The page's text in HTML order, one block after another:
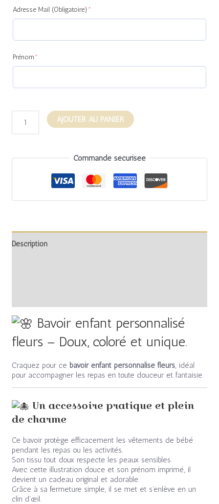
Adresse Mail (Obligatoire) *
Prénom*
(required)
AJOUTER AU PANIER
Commande sécurisée
Description
Bavoir enfant personnalisé
fleurs – Doux, coloré et unique.
Craquez pour ce bavoir enfant personnalisé fleurs, idéal
pour accompagner les repas en toute douceur et fantaisie.
Un accessoire pratique et plein
de charme
Ce bavoir protège efficacement les vêtements de bébé
pendant les repas ou les activités.
Son tissu tout doux respecte les peaux sensibles.
Avec cette illustration douce et son prénom imprimé, il
devient un cadeau original et adorable.
Grâce à sa fermeture simple, il se met et s’enlève en un
clin d’œil.